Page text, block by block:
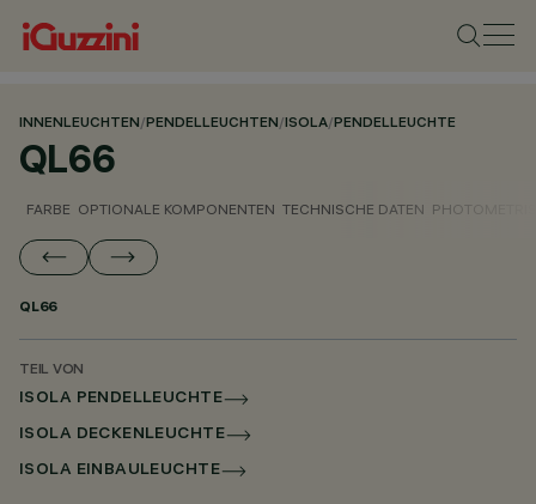
INNENLEUCHTEN/PENDELLEUCHTEN/ISOLA/PENDELLEUCHTE
QL66
FARBE OPTIONALE KOMPONENTEN TECHNISCHE DATEN
QL66
TEIL VON
ISOLA PENDELLEUCHTE
ISOLA DECKENLEUCHTE
ISOLA EINBAULEUCHTE